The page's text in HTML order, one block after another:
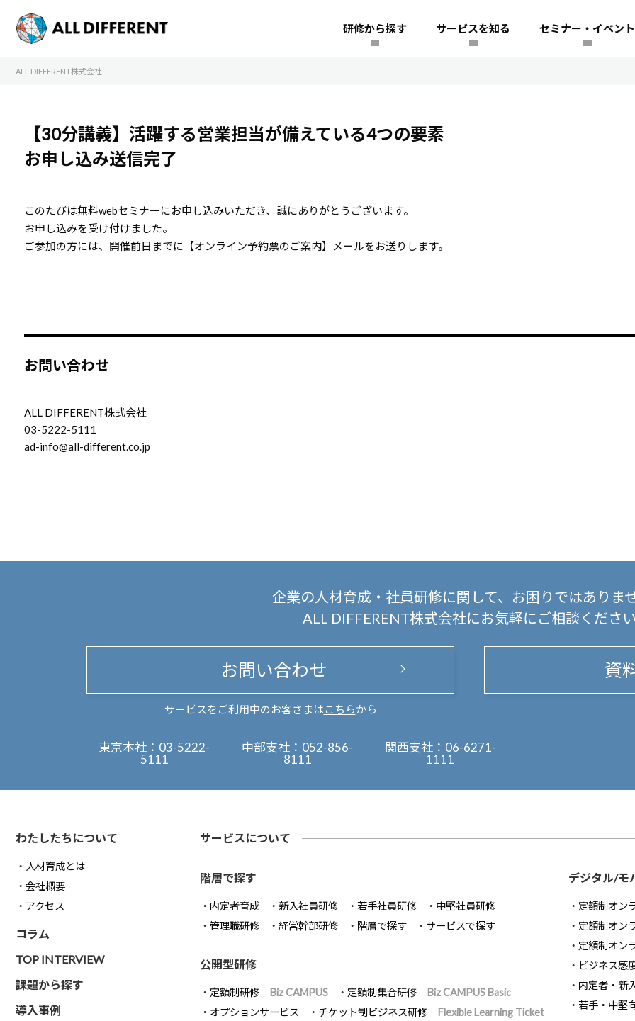
研修から探す サービスを知る セミナー・イベント
ALL DIFFERENT株式会社
【30分講義】活躍する営業担当が備えている4つの要素
お申し込み送信完了
このたびは無料webセミナーにお申し込みいただき、誠にありがとうございます。
お申し込みを受け付けました。
ご参加の方には、開催前日までに【オンライン予約票のご案内】メールをお送りします。
お問い合わせ
ALL DIFFERENT株式会社
03-5222-5111
ad-info@all-different.co.jp
企業の人材育成・社員研修に関して、
お困りではありま
ALL DIFFERENT株式会社にお気軽にご相談ください
お問い合わせ
サービスをご利用中のお客さまは こちらから
資
東京本社： 03-5222-
5111
中部支社： 052-856-
8111
関西支社： 06-6271-
1111
わたしたちについて
人材育成とは
会社概要
アクセス
コラム
TOP INTERVIEW
課題から探す
導入事例
サービスについて
階層で探す
内定者育成 新入社員研修 若手社員研修
中堅社員研修
管理職研修
経営幹部研修 階層で探す サービスで探す
公開型研修
定額制研修 Biz CAMPUS 定額制集合研修
Biz CAMPUS Basic
オプションサービス
チケット制ビジネス研修
Flexible Learning Ticket
デジタル/モ
定額制オン
定額制オン
定額制オン
ビジネス感
内定者・新
若手・中堅